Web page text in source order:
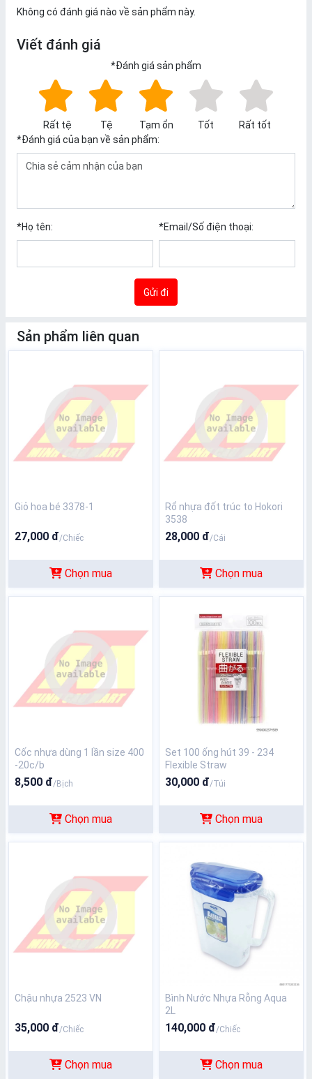
Không có đánh giá nào về sản phẩm này.
Viết đánh giá
*Đánh giá sản phẩm
Rất tệ Tệ Tạm ổn Tốt
Rất tốt
*Đánh giá của bạn về sản phẩm:
*Họ tên: *Email/Số điện thoại:
Gửi đi
Sản phẩm liên quan
Giỏ hoa bé 3378-1
27,000 đ/Chiếc
Chọn mua
Rổ nhựa đốt trúc to Hokori
3538
28,000 đ/Cái
Chọn mua
Cốc nhựa dùng 1 lần size 400
-20c/b
8,500 đ/Bịch
Chọn mua
Set 100 ống hút 39 - 234
Flexible Straw
30,000 đ/Túi
Chọn mua
Chậu nhựa 2523 VN
35,000 đ/Chiếc
Chọn mua
Bình Nước Nhựa Rỗng Aqua
2L
140,000 đ/Chiếc
Chọn mua